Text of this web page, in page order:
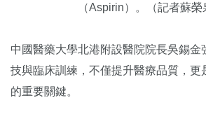
（Aspirin）。（記者蘇榮
中國醫藥大學北港附設醫院院長吳錫金
技與臨床訓練，不僅提升醫療品質，更
的重要關鍵。